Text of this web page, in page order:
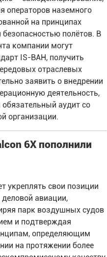
операторов наземного
на принципах
полётов. В
компании могут
IS-BAH, получить
отраслевых
заявить о внедрении
деятельность,
аудит со
организации.
6X пополнили
укреплять свои позиции
авиации,
парк воздушных судов
и подтверждая
определяющим
на протяжении более